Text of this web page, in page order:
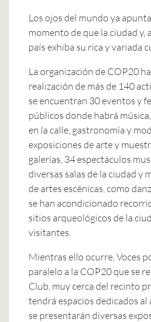
Los ojos del mundo ya
momento de que la ciudad y,
país exhiba su rica y variada
La organización de COP20
realización de más de 140
se encuentran 30 eventos y
públicos donde habrá
en la calle, gastronomía y
exposiciones de arte y
galerías, 34 espectáculos
diversas salas de la ciudad y
de artes escénicas, como
se han acondicionado
sitios arqueológicos de la
visitantes.
Mientras ello ocurre, Voces
paralelo a la COP20 que se
Club, muy cerca del recinto
tendrá espacios dedicados al
se presentarán diversas